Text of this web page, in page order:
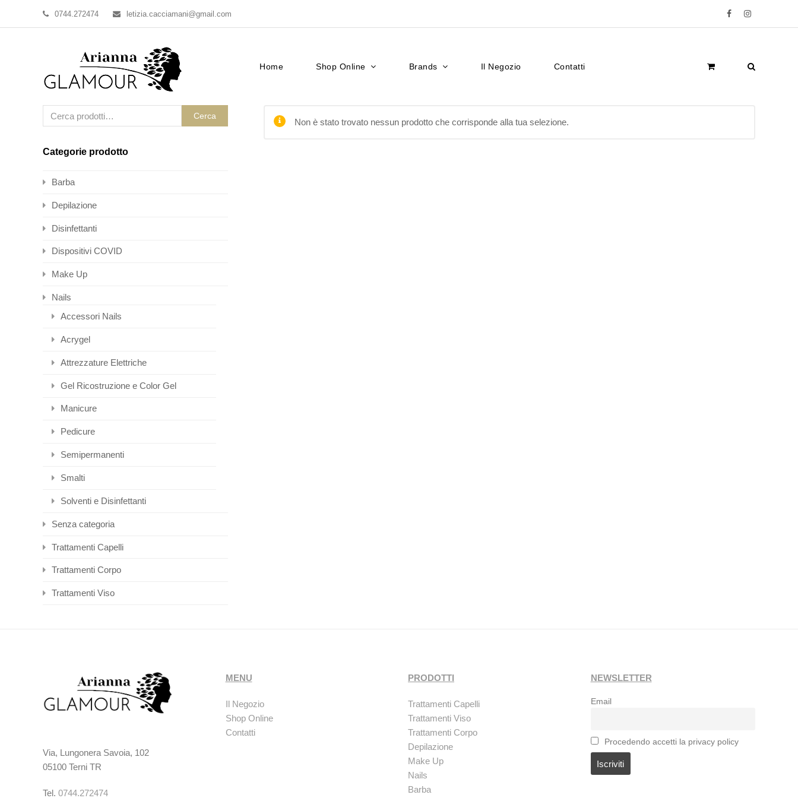
0744.272474 letizia.cacciamani@gmail.com FacebookInstagram
Home Shop Online Brands Il Negozio Contatti
Non è stato trovato nessun prodotto che corrisponde alla tua selezione.
Cerca
Categorie prodotto
Barba
Depilazione
Disinfettanti
Dispositivi COVID
Make Up
Nails
Accessori Nails
Acrygel
Attrezzature Elettriche
Gel Ricostruzione e Color Gel
Manicure
Pedicure
Semipermanenti
Smalti
Solventi e Disinfettanti
Senza categoria
Trattamenti Capelli
Trattamenti Corpo
Trattamenti Viso
Via, Lungonera Savoia, 102
05100 Terni TR
Tel. 0744.272474
MENU
Il Negozio
Shop Online
Contatti
PRODOTTI
Trattamenti Capelli
Trattamenti Viso
Trattamenti Corpo
Depilazione
Make Up
Nails
Barba
NEWSLETTER
Email
Procedendo accetti la privacy policy